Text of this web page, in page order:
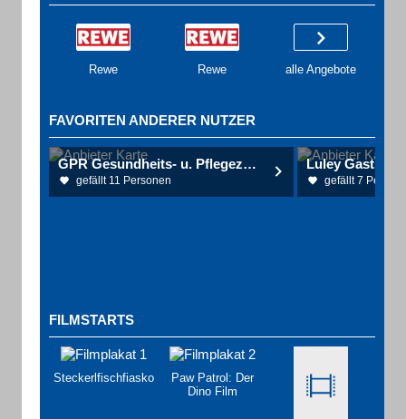
Rewe Rewe alle Angebote
FAVORITEN ANDERER NUTZER
GPR Gesundheits- u. Pflegezentrum Rüsselsheim gGmbH
gefällt 11 Personen
Luley
gefällt 7
FILMSTARTS
Steckerlfischfiasko
Paw Patrol: Der
Dino Film